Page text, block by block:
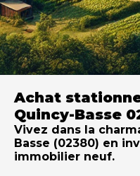
Achat
Quincy-Basse
Vivez dans la
Basse (02380) en
immobilier neuf.